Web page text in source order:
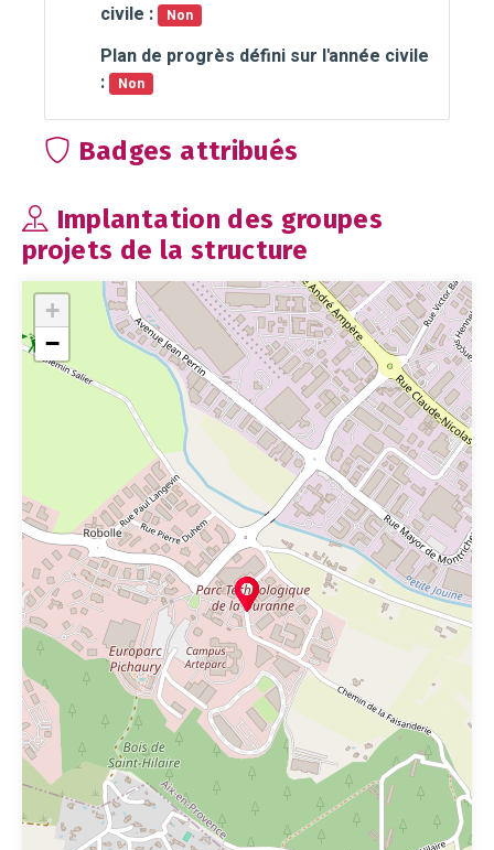
civile :
Non
Plan de progrès défini sur l'année civile
:
Non
Badges attribués
Implantation des groupes
projets de la structure
+
−